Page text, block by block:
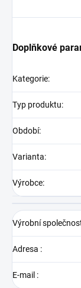
Doplňkové
Kategorie:
Typ produktu:
Období:
Varianta:
Výrobce:
Výrobní
Adresa :
E-mail :